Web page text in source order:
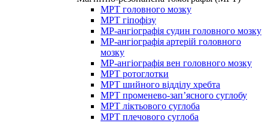
МРТ головного мозку
МРТ гіпофізу
МР-ангіографія судин головного мозку
МР-ангіографія артерій головного
мозку
МР-ангіографія вен головного мозку
МРТ ротоглотки
МРТ шийного відділу хребта
МРТ променево-зап’ясного суглобу
МРТ ліктьового суглоба
МРТ плечового суглоба